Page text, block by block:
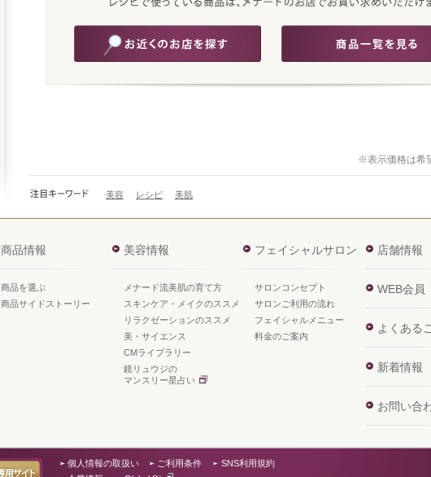
※表示価格は希
美容 レシピ 美肌
商品情報
商品を選ぶ
商品サイドストーリー
美容情報
メナード流美肌の育て方
スキンケア・メイクのススメ
リラクゼーションのススメ
美・サイエンス
CMライブラリー
鏡リュウジの
マンスリー星占い
フェイシャルサロン
サロンコンセプト
サロンご利用の流れ
フェイシャルメニュー
料金のご案内
店舗情報
WEB会員
よくある
新着情報
お問い合
個人情報の取扱い ご利用条件
SNS利用規約